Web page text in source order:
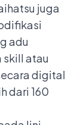
juga
adu
skill atau
digital
dari 160